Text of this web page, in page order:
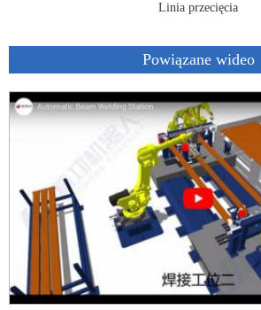
Linia przecięcia
Powiązane wideo